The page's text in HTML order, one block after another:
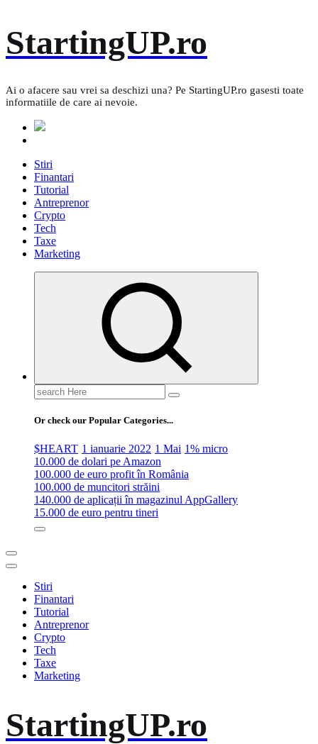
to
content
StartingUP.ro
Ai o afacere sau vrei sa deschizi una? Pe StartingUP.ro gasesti toate
informatiile de care ai nevoie.
Stiri
Finantari
Tutorial
Antreprenor
Crypto
Tech
Taxe
Marketing
Search
for:
Or check our Popular Categories...
$HEART 1 ianuarie 2022 1 Mai 1% micro
10.000 de dolari pe Amazon
100.000 de euro profit în România
100.000 de muncitori străini
140.000 de aplicații în magazinul AppGallery
15.000 de euro pentru tineri
Stiri
Finantari
Tutorial
Antreprenor
Crypto
Tech
Taxe
Marketing
StartingUP.ro